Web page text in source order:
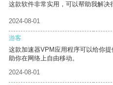
这款软件非常实用，可以帮助我解决
2024-08-01
游客
这款加速器VPM应用程序可以给你
助你在网络上自由移动。
2024-08-01